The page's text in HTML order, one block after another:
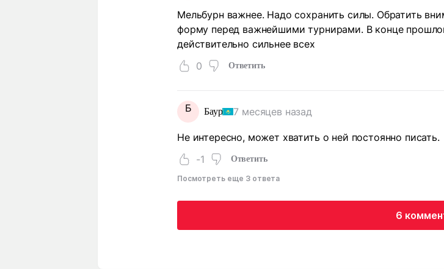
Мельбурн важнее. Надо сохранить силы. Обратить
форму перед важнейшими турнирами. В конце
действительно сильнее всех
0
Ответить
Б Баур 7 месяцев назад
Не интересно, может хватить о ней постоянно писать.
-1
Ответить
Посмотреть еще 3 ответа
6